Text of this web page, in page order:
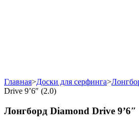
Главная>Доски для серфинга>
Drive 9’6″ (2.0)
Лонгборд Diamond Drive 9’6″